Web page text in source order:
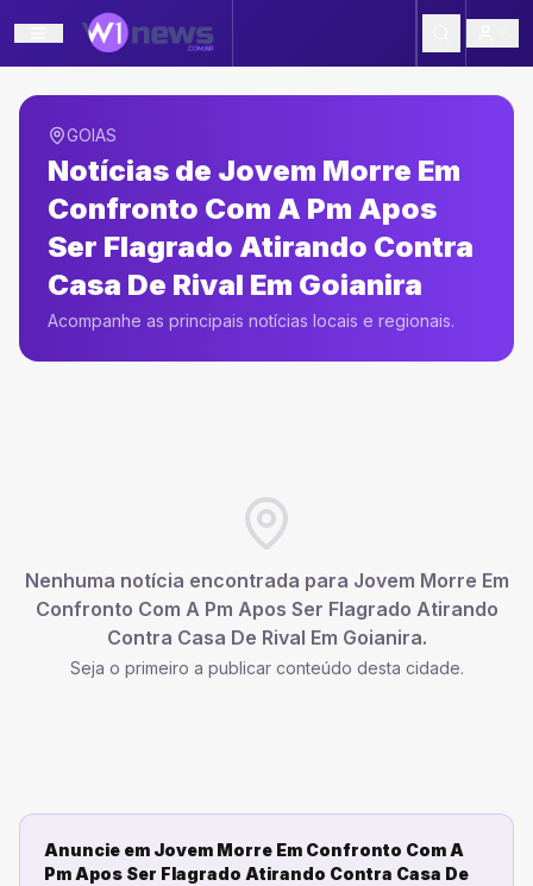
GOIAS
Notícias de Jovem Morre Em
Confronto Com A Pm Apos
Ser Flagrado Atirando Contra
Casa De Rival Em Goianira
Acompanhe as principais notícias locais e regionais.
Nenhuma notícia encontrada para Jovem Morre Em
Confronto Com A Pm Apos Ser Flagrado Atirando
Contra Casa De Rival Em Goianira.
Seja o primeiro a publicar conteúdo desta cidade.
Anuncie em Jovem Morre Em Confronto Com A
Pm Apos Ser Flagrado Atirando Contra Casa De